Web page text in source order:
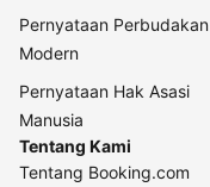
Pernyataan Perbudakan
Modern
Pernyataan Hak Asasi
Manusia
Tentang Kami
Tentang Booking.com